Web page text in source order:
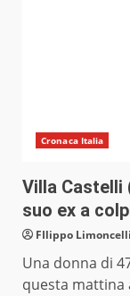
Cronaca Italia
Villa Castelli
suo ex a
FIlippo Limoncelli
Una donna di
questa mattina